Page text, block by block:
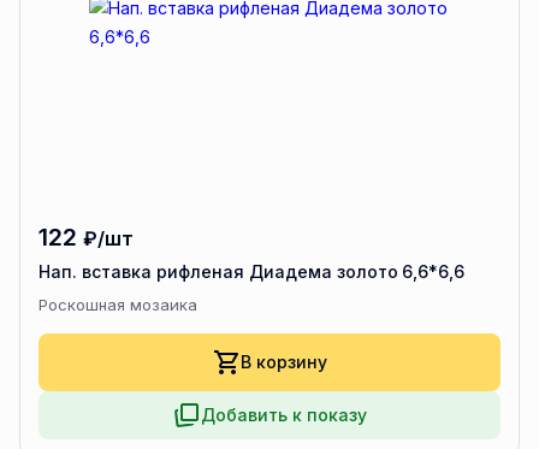
122 ₽/шт
Нап. вставка рифленая Диадема золото 6,6*6,6
Роскошная мозаика
В корзину
Добавить к показу